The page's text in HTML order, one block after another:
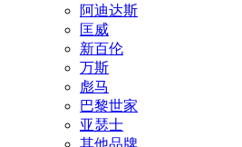
阿迪达斯
匡威
新百伦
万斯
彪马
巴黎世家
亚瑟士
其他品牌